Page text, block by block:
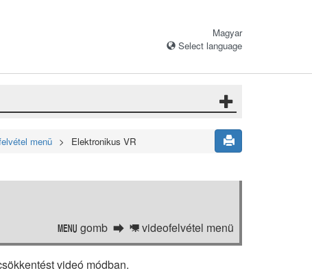
Magyar
Select language
menü Elektronikus VR
G gomb 1 videofelvétel menü
videó módban.